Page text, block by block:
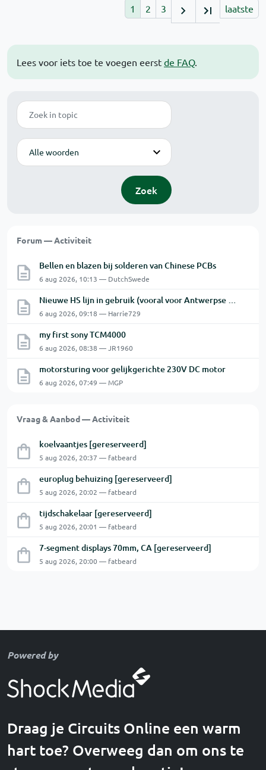
Lees voor iets toe te voegen eerst de FAQ.
Zoek
Modus
Zoek
Forum — Activiteit
Bellen en blazen bij solderen van Chinese PCBs
6 aug 2026, 10:13 — DutchSwede
Nieuwe HS lijn in gebruik (vooral voor Antwerpse haven en een beetje NL)
6 aug 2026, 09:18 — Harrie729
my first sony TCM4000
6 aug 2026, 08:38 — JR1960
motorsturing voor gelijkgerichte 230V DC motor
6 aug 2026, 07:49 — MGP
Vraag & Aanbod — Activiteit
koelvaantjes [gereserveerd]
5 aug 2026, 20:37 — fatbeard
europlug behuizing [gereserveerd]
5 aug 2026, 20:02 — fatbeard
tijdschakelaar [gereserveerd]
5 aug 2026, 20:01 — fatbeard
7-segment displays 70mm, CA [gereserveerd]
5 aug 2026, 20:00 — fatbeard
1 2 3 laatste
Powered by
Draag je Circuits Online een warm
hart toe? Overweeg dan om ons te